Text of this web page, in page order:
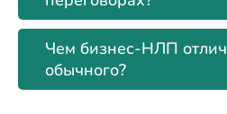
Чем бизнес-НЛП
обычного?